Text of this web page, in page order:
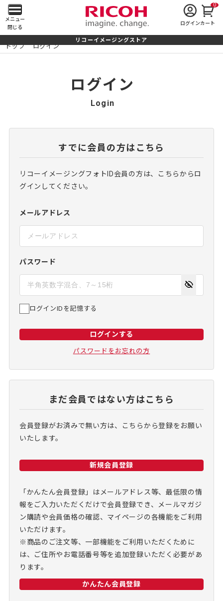
メ
イ
ン
を
開
メニュー
閉じる
ログイン
0
カート
リコーイメージングストア
トップ ログイン
ログイン
Login
すでに会員の方はこちら
リコーイメージングフォトID会員の方は、こちらからロ
グインしてください。
メールアドレス
パスワード
ログインIDを記憶する
ログインする
パスワードをお忘れの方
まだ会員ではない方はこちら
会員登録がお済みで無い方は、こちらから登録をお願い
いたします。
新規会員登録
「かんたん会員登録」はメールアドレス等、最低限の情
報をご入力いただくだけで会員登録でき、メールマガジ
ン購読や会員価格の確認、マイページの各機能をご利用
いただけます。
※商品のご注文等、一部機能をご利用いただくために
は、ご住所やお電話番号等を追加登録いただく必要があ
ります。
かんたん会員登録